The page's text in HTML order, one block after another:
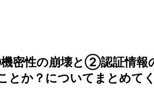
密性の崩壊と②認証情報
か？についてまとめてく